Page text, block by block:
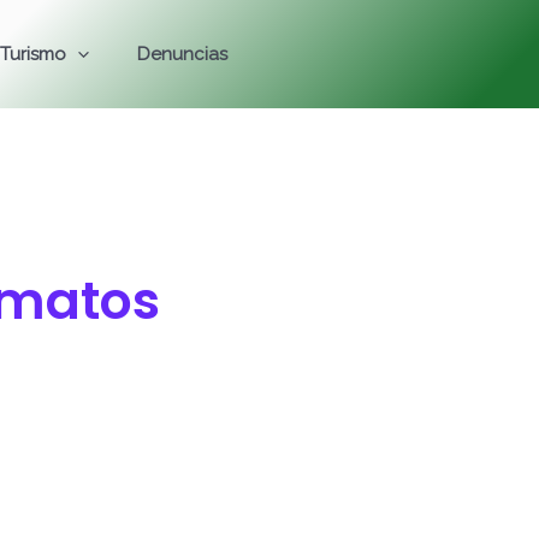
Turismo Denuncias